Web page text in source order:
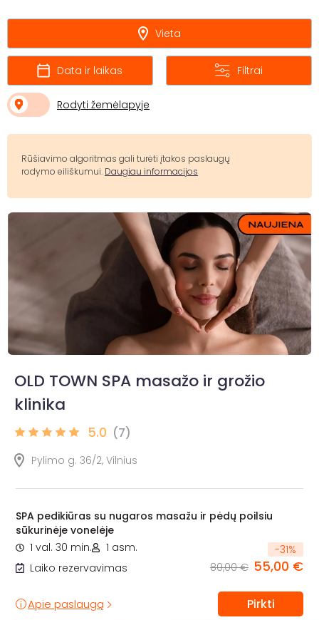
Vieta
Data ir laikas Filtrai
Rodyti žemėlapyje
Rūšiavimo algoritmas gali turėti įtakos paslaugų
rodymo eiliškumui. Daugiau informacijos
OLD TOWN SPA masažo ir grožio
klinika
5.0 (7)
Pylimo g. 36/2, Vilnius
SPA pedikiūras su nugaros masažu ir pėdų poilsiu
sūkurinėje vonelėje
1 val. 30 min.
1 asm.
Laiko rezervavimas
-31%
80,00 € 55,00 €
Apie paslaugą Pirkti